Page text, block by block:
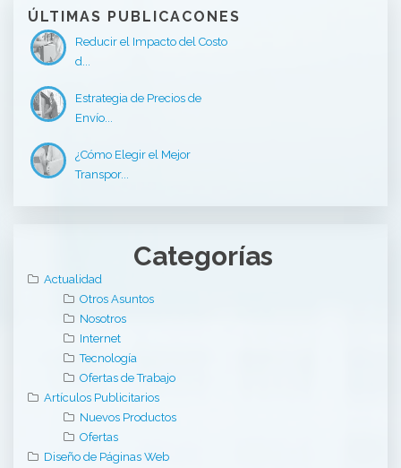
ÚLTIMAS PUBLICACONES
Reducir el Impacto del Costo
d...
Estrategia de Precios de
Envío...
¿Cómo Elegir el Mejor
Transpor...
Categorías
Actualidad
Otros Asuntos
Nosotros
Internet
Tecnología
Ofertas de Trabajo
Artículos Publicitarios
Nuevos Productos
Ofertas
Diseño de Páginas Web